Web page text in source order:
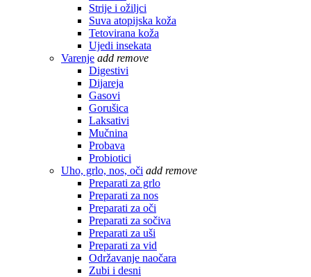
Strije i ožiljci
Suva atopijska koža
Tetovirana koža
Ujedi insekata
Varenje add remove
Digestivi
Dijareja
Gasovi
Gorušica
Laksativi
Mučnina
Probava
Probiotici
Uho, grlo, nos, oči add remove
Preparati za grlo
Preparati za nos
Preparati za oči
Preparati za sočiva
Preparati za uši
Preparati za vid
Održavanje naočara
Zubi i desni